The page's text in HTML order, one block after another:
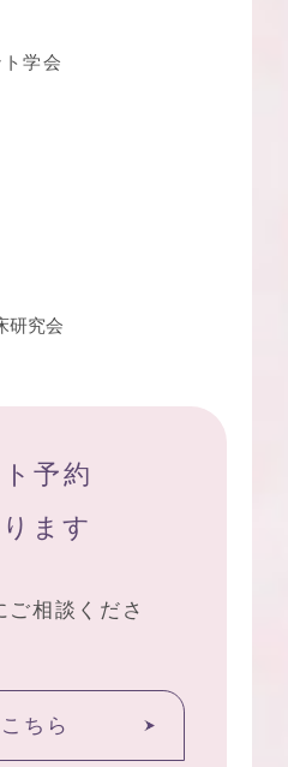
学会
研究会
予約
ます
ご相談くださ
ちら